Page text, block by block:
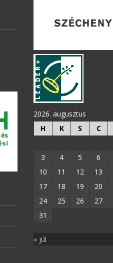
2026. augusztus
H
K S C
3
4 5 6
10
11 12 13
17
18 19 20
24
25 26 27
31
« júl